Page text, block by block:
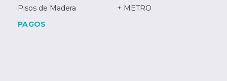
Pisos de Madera
+ METRO
PAGOS